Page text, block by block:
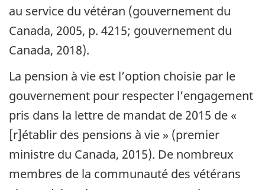
au service du vétéran (gouvernement du
Canada, 2005, p. 4215; gouvernement du
Canada, 2018).
La pension à vie est l’option choisie par le
gouvernement pour respecter l’engagement
pris dans la lettre de mandat de 2015 de «
[r]établir des pensions à vie » (premier
ministre du Canada, 2015). De nombreux
membres de la communauté des vétérans